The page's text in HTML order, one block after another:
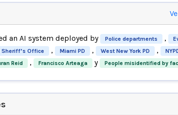
an AI system deployed by Police departments ,
Office , Miami PD , West New York PD ,
Reid , Francisco Arteaga y People misidentified by